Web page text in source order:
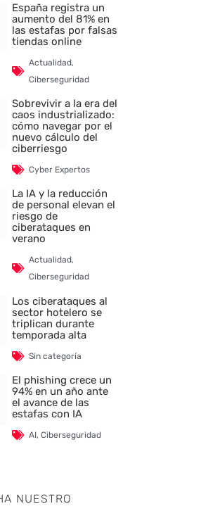
España registra un
aumento del 81% en
las estafas por falsas
tiendas online
Actualidad,
Ciberseguridad
Sobrevivir a la era del
caos industrializado:
cómo navegar por el
nuevo cálculo del
ciberriesgo
Cyber Expertos
La IA y la reducción
de personal elevan el
riesgo de
ciberataques en
verano
Actualidad,
Ciberseguridad
Los ciberataques al
sector hotelero se
triplican durante
temporada alta
Sin categoría
El phishing crece un
94% en un año ante
el avance de las
estafas con IA
AI,Ciberseguridad
NUESTRO